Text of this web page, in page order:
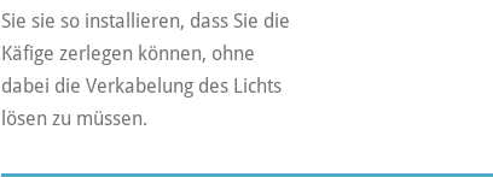
Sie sie so installieren, dass Sie die
Käfige zerlegen können, ohne
dabei die Verkabelung des Lichts
lösen zu müssen.